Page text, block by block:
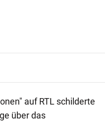
auf RTL schilderte
über das